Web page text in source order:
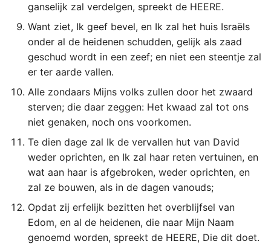
2 Petrus
1 Johannes
3 Johannes
Judas
Openbaring
ganselijk zal verdelgen, spreekt de HEERE.
Want ziet, Ik geef bevel, en Ik zal het huis Israëls
onder al de heidenen schudden, gelijk als zaad
geschud wordt in een zeef; en niet een steentje zal
er ter aarde vallen.
Alle zondaars Mijns volks zullen door het zwaard
sterven; die daar zeggen: Het kwaad zal tot ons
niet genaken, noch ons voorkomen.
Te dien dage zal Ik de vervallen hut van David
weder oprichten, en Ik zal haar reten vertuinen, en
wat aan haar is afgebroken, weder oprichten, en
zal ze bouwen, als in de dagen vanouds;
Opdat zij erfelijk bezitten het overblijfsel van
Edom, en al de heidenen, die naar Mijn Naam
genoemd worden, spreekt de HEERE, Die dit doet.